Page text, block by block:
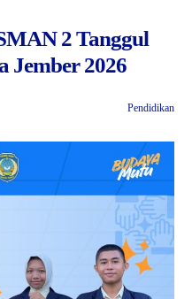
2 Tanggul
Jember 2026
Pendidikan